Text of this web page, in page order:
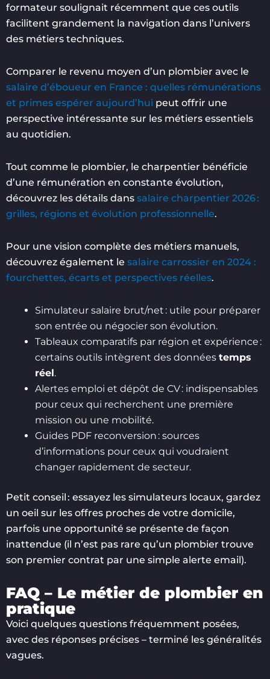
formateur soulignait récemment que ces outils
facilitent grandement la navigation dans l’univers
des métiers techniques.
Comparer le revenu moyen d’un plombier avec le
salaire d’éboueur en France : quelles rémunérations
et primes espérer aujourd’hui peut offrir une
perspective intéressante sur les métiers essentiels
au quotidien.
Tout comme le plombier, le charpentier bénéficie
d’une rémunération en constante évolution,
découvrez les détails dans salaire charpentier 2026 :
grilles, régions et évolution professionnelle.
Pour une vision complète des métiers manuels,
découvrez également le salaire carrossier en 2024 :
fourchettes, écarts et perspectives réelles.
Simulateur salaire brut/net : utile pour préparer
son entrée ou négocier son évolution.
Tableaux comparatifs par région et expérience :
certains outils intègrent des données temps
réel.
Alertes emploi et dépôt de CV : indispensables
pour ceux qui recherchent une première
mission ou une mobilité.
Guides PDF reconversion : sources
d’informations pour ceux qui voudraient
changer rapidement de secteur.
Petit conseil : essayez les simulateurs locaux, gardez
un oeil sur les offres proches de votre domicile,
parfois une opportunité se présente de façon
inattendue (il n’est pas rare qu’un plombier trouve
son premier contrat par une simple alerte email).
FAQ – Le métier de plombier en
pratique
Voici quelques questions fréquemment posées,
avec des réponses précises – terminé les généralités
vagues.